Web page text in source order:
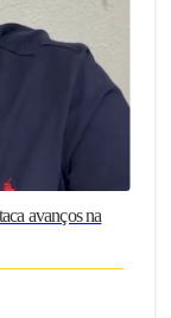
avanços na